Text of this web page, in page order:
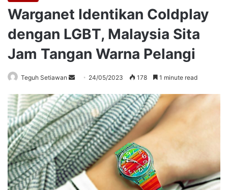
Warganet Identikan Coldplay
dengan LGBT, Malaysia Sita
Jam Tangan Warna Pelangi
Teguh Setiawan
Send
email
24/05/2023 178 1 minute read